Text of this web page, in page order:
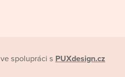
ve spolupráci s PUXdesign.cz